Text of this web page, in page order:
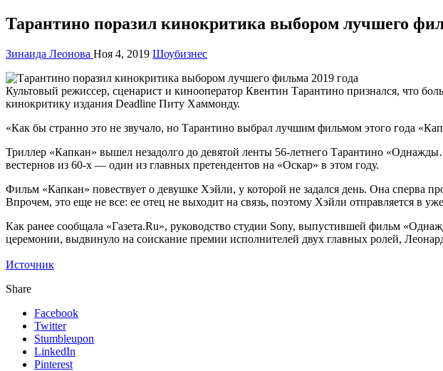
Тарантино поразил кинокритика выбором лучшего
Зинаида Леонова Ноя 4, 2019 Шоубизнес
Культовый режиссер, сценарист и кинооператор Квентин Тарантино признался, что
кинокритику издания Deadline Питу Хаммонду.
«Как бы странно это не звучало, но Тарантино выбрал лучшим фильмом этого года
Триллер «Капкан» вышел незадолго до девятой ленты 56-летнего Тарантино
вестернов из 60-х — один из главных претендентов на «Оскар» в этом году.
Фильм «Капкан» повествует о девушке Хэйли, у которой не задался день. Она сперва
Впрочем, это еще не все: ее отец не выходит на связь, поэтому Хэйли отправляется в
Как ранее сообщала «Газета.Ru», руководство студии Sony, выпустившей фильм
церемонии, выдвинуло на соискание премии исполнителей двух главных ролей,
Источник
Share
Facebook
Twitter
Stumbleupon
LinkedIn
Pinterest